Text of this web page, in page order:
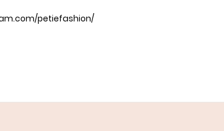
petiefashion/